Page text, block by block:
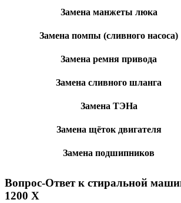
Замена манжеты люка
Замена помпы (сливного насоса)
Замена ремня привода
Замена сливного шланга
Замена ТЭНа
Замена щёток двигателя
Замена подшипников
Вопрос-Ответ к стиральной
1200 X